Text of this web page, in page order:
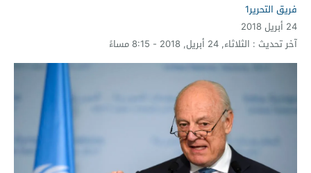
فريق التحرير1
24 أبريل 2018
آخر تحديث : الثلاثاء, 24 أبريل, 2018 - 8:15 مساءً